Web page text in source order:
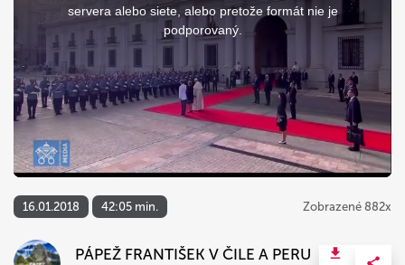
servera alebo siete, alebo pretože formát nie je
podporovaný.
16.01.2018 42:05 min. Zobrazené 882x
PÁPEŽ FRANTIŠEK V ČILE A PERU